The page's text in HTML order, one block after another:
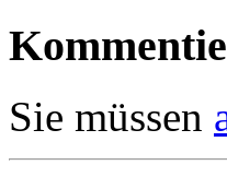
Sie müssen